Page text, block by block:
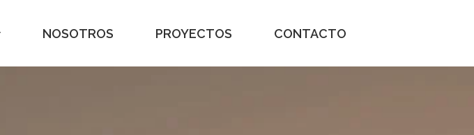
NOSOTROS PROYECTOS CONTACTO